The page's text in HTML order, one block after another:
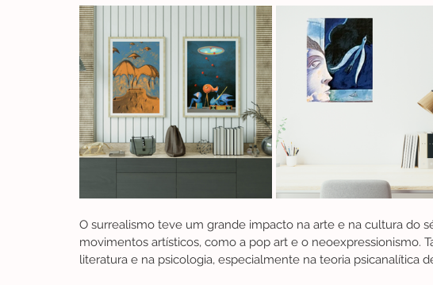
O surrealismo teve um grande impacto na arte e na cultura do
movimentos artísticos, como a pop art e o neoexpressionismo.
literatura e na psicologia, especialmente na teoria psicanalítica